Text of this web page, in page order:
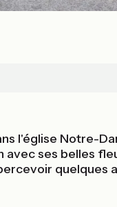
l'église Notre-
ses belles
quelques